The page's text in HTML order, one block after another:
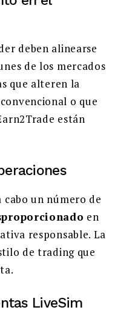
deben alinearse
de los mercados
que alteren la
o que
están
un número de
en
responsable. La
de trading que
LiveSim